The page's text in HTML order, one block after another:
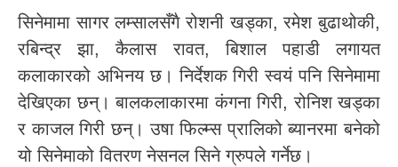
सिनेमामा सागर लम्सालसँगै रोशनी खड्का, रमेश बुढाथोकी,
रबिन्द्र झा, कैलास रावत, बिशाल पहाडी लगायत
कलाकारको अभिनय छ। निर्देशक गिरी स्वयं पनि सिनेमामा
देखिएका छन्। बालकलाकारमा कंगना गिरी, रोनिश खड्का
र काजल गिरी छन्। उषा फिल्म्स प्रालिको ब्यानरमा बनेको
यो सिनेमाको वितरण नेसनल सिने ग्रुपले गर्नेछ।